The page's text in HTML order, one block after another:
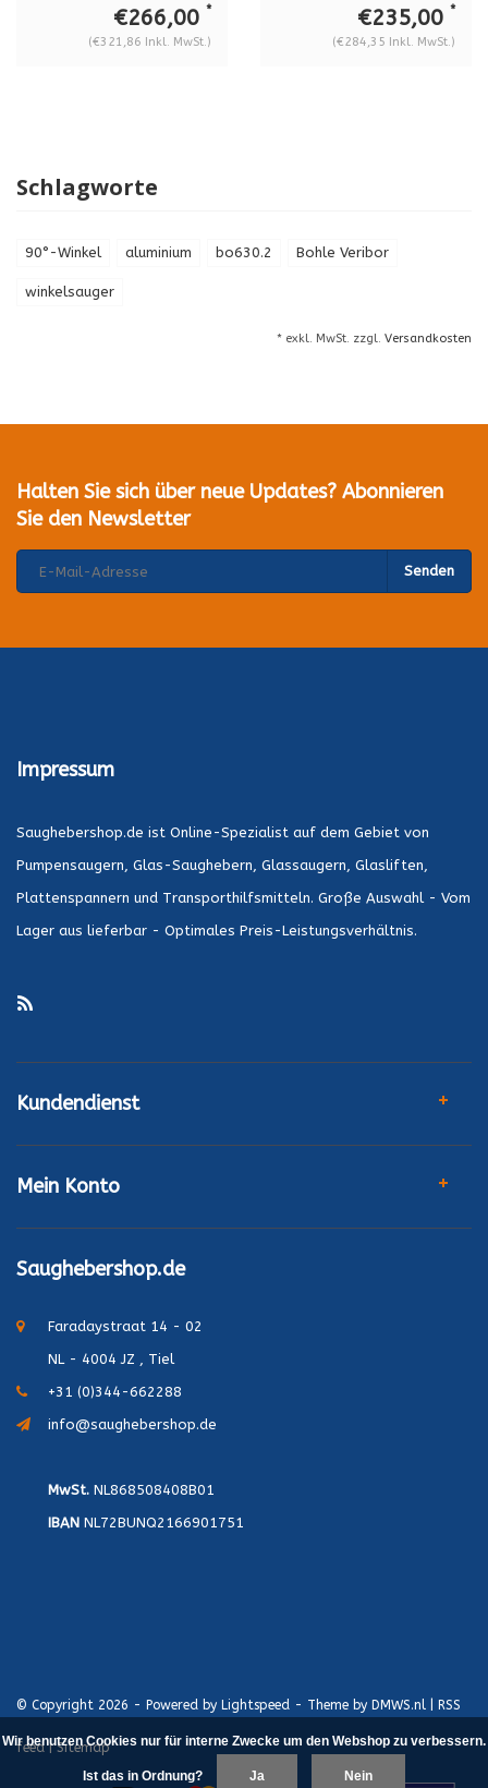
mm - Schenkelbreite
280 mm, BO 630.3
€266,00 *
(€321,86 Inkl. MwSt.)
mm - schenkellänge
72 mm, BO 638.0
€235,00 *
(€284,35 Inkl. MwSt.)
Schlagworte
90°-Winkel aluminium bo630.2 Bohle Veribor
winkelsauger
* exkl. MwSt. zzgl. Versandkosten
Halten Sie sich über neue Updates? Abonnieren
Sie den Newsletter
Senden
Impressum
Saughebershop.de ist Online-Spezialist auf dem Gebiet von
Pumpensaugern, Glas-Saughebern, Glassaugern, Glasliften,
Plattenspannern und Transporthilfsmitteln. Große Auswahl - Vom
Lager aus lieferbar - Optimales Preis-Leistungsverhältnis.
Kundendienst
Mein Konto
Saughebershop.de
Faradaystraat 14 - 02
NL - 4004 JZ , Tiel
+31 (0)344-662288
info@saughebershop.de
MwSt. NL868508408B01
IBAN NL72BUNQ2166901751
© Copyright 2026 - Powered by Lightspeed - Theme by DMWS.nl RSS
feed|Sitemap
Wir benutzen Cookies nur für interne Zwecke um den Webshop zu verbessern.
Ist das in Ordnung? Ja Nein